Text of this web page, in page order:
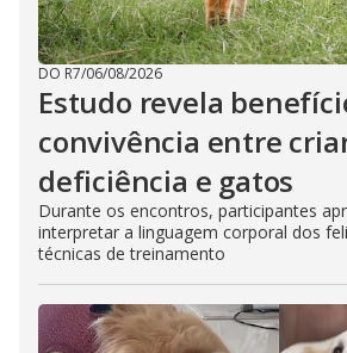
DO R7/06/08/2026
Estudo revela
convivência entre
deficiência e gatos
Durante os encontros, participantes
interpretar a linguagem corporal dos
técnicas de treinamento